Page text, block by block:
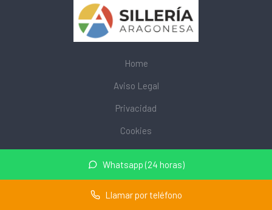
Whatsapp (24 horas)
Llamar por teléfono
Home
Aviso Legal
Privacidad
Cookies
© 2026 mobiliarioescolar.site · Web de mobiliario escolar cerca